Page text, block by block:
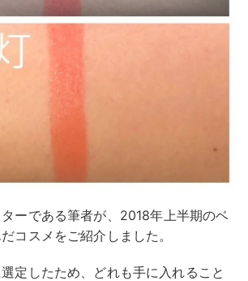
ーである筆者が、2018年上半期のベ
コスメをご紹介しました。
定したため、どれも手に入れること